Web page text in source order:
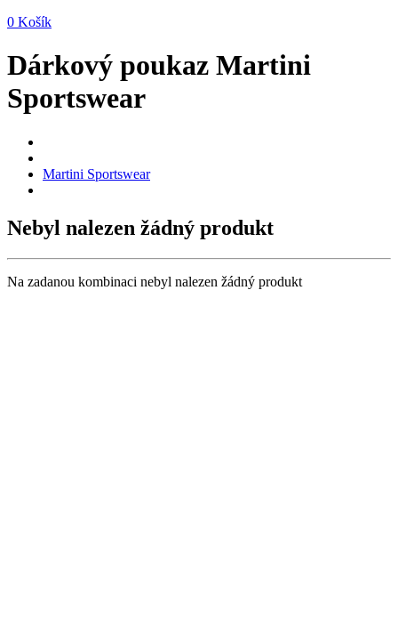
0 Košík
Dárkový poukaz Martini
Sportswear
Martini Sportswear
Nebyl nalezen žádný produkt
Na zadanou kombinaci nebyl nalezen žádný produkt